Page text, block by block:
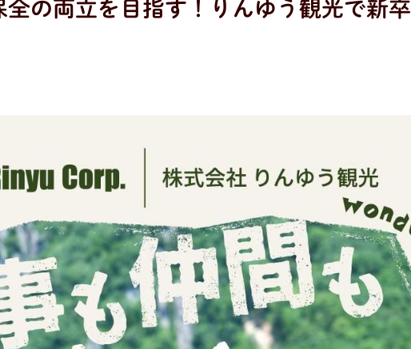
全の両立を目指す！りんゆう観光で新卒